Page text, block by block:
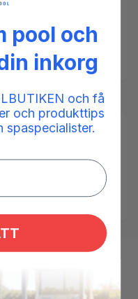
Indløb,Indløb ABS
pool och
inkorg
och få
och produkttips
spaspecialister.